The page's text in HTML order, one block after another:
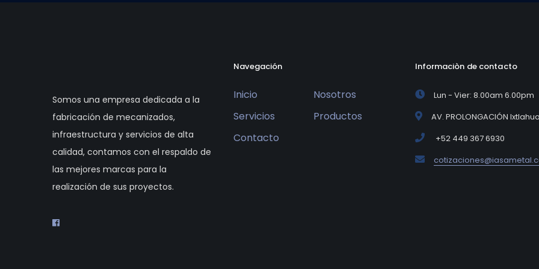
Somos una empresa dedicada a la
fabricación de mecanizados,
infraestructura y servicios de alta
calidad, contamos con el respaldo de
las mejores marcas para la
realización de sus proyectos.
Navegación
Inicio
Nosotros
Servicios
Productos
Contacto
Informaciòn de contacto
Lun - Vier: 8.00am 6.00pm
AV. PROLONGACIÓN
+52 449 367 6930